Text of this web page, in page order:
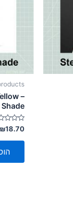
–
Shade
דורג
0
מתוך
₪18.70